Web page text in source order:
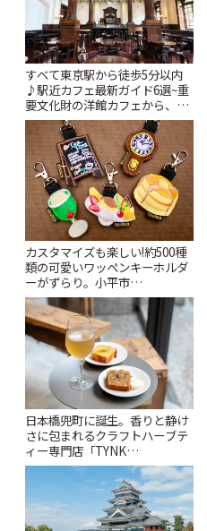
すべて東京駅から徒歩5分以内
♪駅近カフェ最新ガイド6選~重
要文化財の洋館カフェから、改
札すぐのレトロ喫茶まで~ | こと
りっぷ
カスタマイズも楽しい!約500種
類の可愛いワッペンキーホルダ
ーがずらり。小平市
「Kimamaya T&K」 | ことりっ
ぷ
日本橋兜町に誕生。香りと静け
さに包まれるクラフトハーブテ
ィー専門店「TYNK
Kabutocho」 | ことりっぷ